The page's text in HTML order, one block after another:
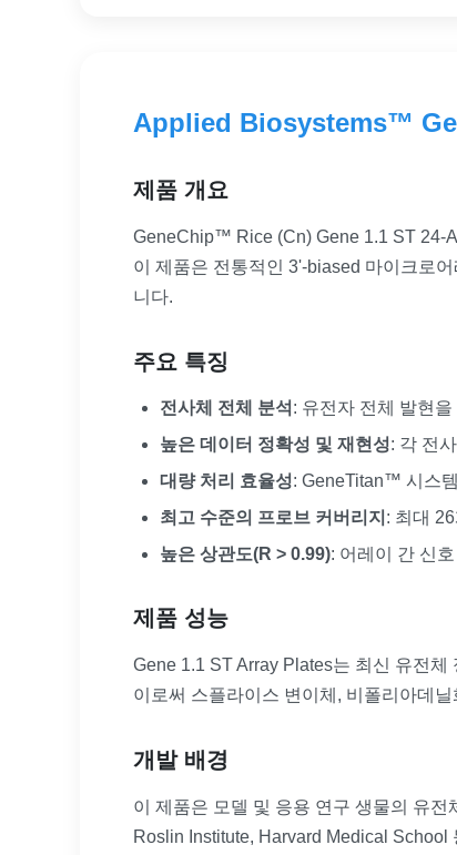
Applied Biosystems™
제품 개요
GeneChip™ Rice (Cn) Gene 1.1 ST 24-
이 제품은 전통적인 3'-biased 마이크로
니다.
주요 특징
전사체 전체 분석 : 유전자 전체 발현
높은 데이터 정확성 및 재현성: 각 전
대량 처리 효율성: GeneTitan™ 시스
최고 수준의 프로브 커버리지 : 최대
높은 상관도(R > 0.99): 어레이 간 신
제품 성능
Gene 1.1 ST Array Plates는 최신 유전
이로써 스플라이스 변이체, 비폴리아데
개발 배경
이 제품은 모델 및 응용 연구 생물의 유
Roslin Institute, Harvard Medical